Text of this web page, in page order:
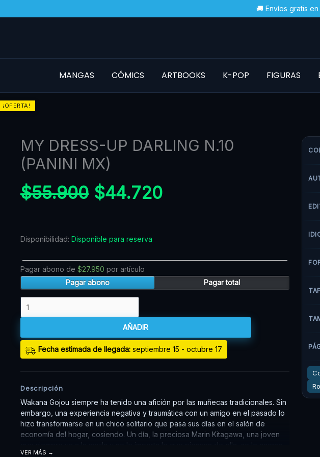
🚚 Envíos gratis
MANGAS CÓMICS ARTBOOKS K-POP FIGURAS
al
¡OFERTA!
MY DRESS-UP DARLING N.10
(PANINI MX)
$55.900 $44.720
Disponibilidad: Disponible para reserva
Pagar abono de $27.950 por artículo
Pagar abono
Pagar total
MY
DRESS-
DARLING
N.10
(PANINI
cantidad
AÑADIR
Fecha estimada de llegada: septiembre 15 - octubre 17
Descripción
Wakana Gojou siempre ha tenido una afición por las muñecas tradicionales. Sin
embargo, una experiencia negativa y traumática con un amigo en el pasado lo
hizo transformarse en un chico solitario que pasa sus días en el salón de
economía del hogar, cosiendo. Un día, la preciosa Marin Kitagawa, una joven
que siempre va a la moda y no le importa lo que piensen de ella, se le acerca
VER MÁS